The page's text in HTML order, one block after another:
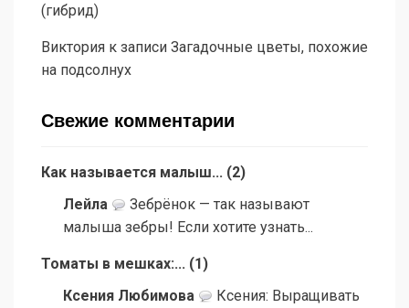
(гибрид)
Виктория к записи Загадочные цветы, похожие
на подсолнух
Свежие комментарии
Как называется малыш... (2)
Лейла
Зебрёнок — так называют
малыша зебры! Если хотите узнать...
Томаты в мешках:... (1)
Ксения Любимова
Ксения: Выращивать